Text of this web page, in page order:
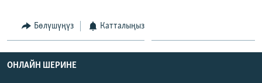
Бөлүшүңүз Катталыңыз
ОНЛАЙН ШЕРИНЕ